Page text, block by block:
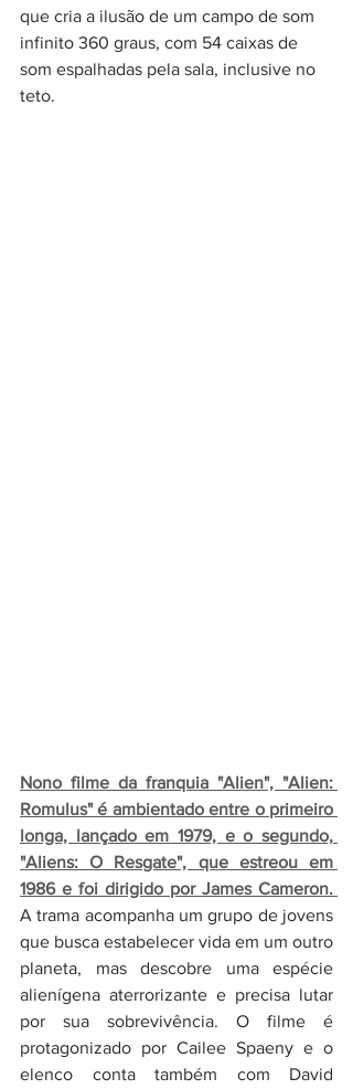
que cria a ilusão de um campo de som
infinito 360 graus, com 54 caixas de
som espalhadas pela sala, inclusive no
teto.
Nono filme da franquia "Alien", "Alien:
Romulus" é ambientado entre o primeiro
longa, lançado em 1979, e o segundo,
"Aliens: O Resgate", que estreou em
A trama acompanha um grupo de jovens
que busca estabelecer vida em um outro
planeta, mas descobre uma espécie
alienígena aterrorizante e precisa lutar
por sua sobrevivência. O filme é
protagonizado por Cailee Spaeny e o
elenco conta também com David